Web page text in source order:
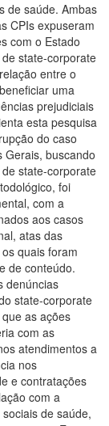
de saúde. Ambas
CPIs expuseram
com o Estado
state-corporate
entre o
uma
prejudiciais
esta pesquisa
do caso
Gerais, buscando
state-corporate
foi
com a
aos casos
atas das
quais foram
de conteúdo.
denúncias
state-corporate
as ações
com as
atendimentos a
nos
e contratações
com a
de saúde,